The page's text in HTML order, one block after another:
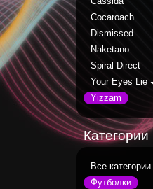
Cocaroach
Dismissed
Naketano
Spiral Direct
Your Eyes Lie
Yizzam
Категории
Все категории
Футболки